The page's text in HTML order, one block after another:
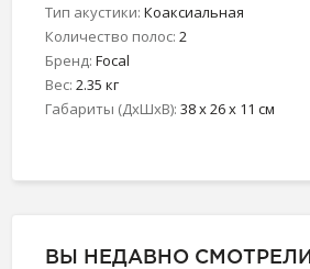
Тип акустики: Коаксиальная
Количество полос: 2
Бренд: Focal
Вес: 2.35 кг
Габариты (ДхШхВ): 38 x 26 x 11 см
ВЫ НЕДАВНО СМОТРЕЛИ